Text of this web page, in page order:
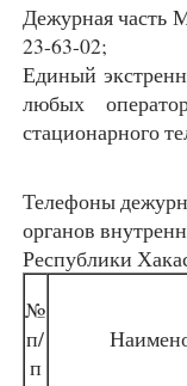
Дежурная часть
23-63-02;
Единый
любых
стационарного
Телефоны
органов
Республики
№
п/
п